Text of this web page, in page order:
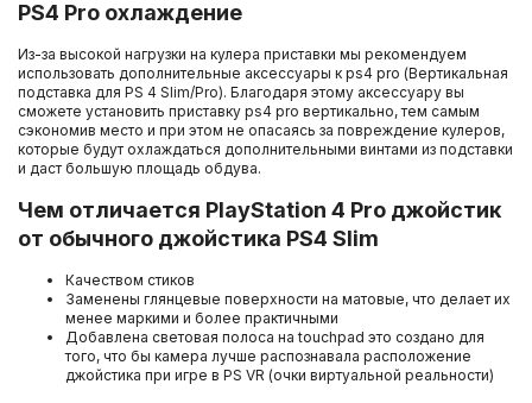
PS4 Pro охлаждение
Из-за высокой нагрузки на кулера приставки мы рекомендуем
использовать дополнительные аксессуары к ps4 pro (Вертикальная
подставка для PS 4 Slim/Pro). Благодаря этому аксессуару вы
сможете установить приставку ps4 pro вертикально, тем самым
сэкономив место и при этом не опасаясь за повреждение кулеров,
которые будут охлаждаться дополнительными винтами из подставки
и даст большую площадь обдува.
Чем отличается PlayStation 4 Pro джойстик
от обычного джойстика PS4 Slim
Качеством стиков
Заменены глянцевые поверхности на матовые, что делает их
менее маркими и более практичными
Добавлена световая полоса на touchpad это создано для
того, что бы камера лучше распознавала расположение
джойстика при игре в PS VR (очки виртуальной реальности)